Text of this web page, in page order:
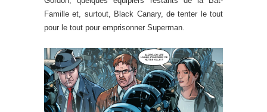
Famille et, surtout, Black Canary, de tenter le tout
pour le tout pour emprisonner Superman.